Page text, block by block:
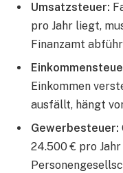
Umsatzsteuer:
pro Jahr liegt,
Finanzamt
Einkommen
ausfällt, hängt
Gewerbesteuer:
24.500 € pro